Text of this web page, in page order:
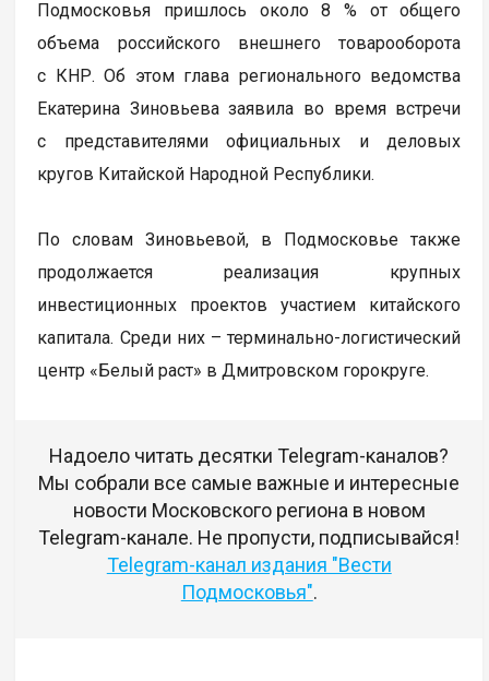
Подмосковья пришлось около 8 % от общего
объема российского внешнего товарооборота
с КНР. Об этом глава регионального ведомства
Екатерина Зиновьева заявила во время встречи
с представителями официальных и деловых
кругов Китайской Народной Республики.
По словам Зиновьевой, в Подмосковье также
продолжается реализация крупных
инвестиционных проектов участием китайского
капитала. Среди них – терминально-логистический
центр «Белый раст» в Дмитровском горокруге.
Надоело читать десятки Telegram-каналов?
Мы собрали все самые важные и интересные
новости Московского региона в новом
Telegram-канале. Не пропусти, подписывайся!
Telegram-канал издания "Вести
Подмосковья".